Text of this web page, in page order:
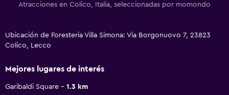
Atracciones en Colico, Italia, seleccionadas por momondo
Ubicación de Foresteria Villa Simona: Via Borgonuovo 7, 23823
Colico, Lecco
Mejores lugares de interés
Garibaldi Square
1.3 km